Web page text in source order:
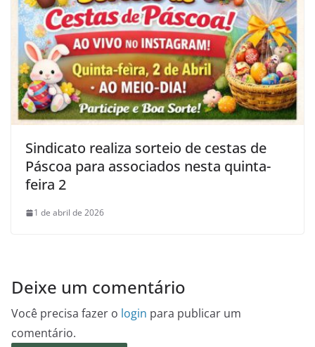
Sindicato realiza sorteio de cestas de
Páscoa para associados nesta quinta-
feira 2
1 de abril de 2026
Deixe um comentário
Você precisa fazer o login para publicar um
comentário.